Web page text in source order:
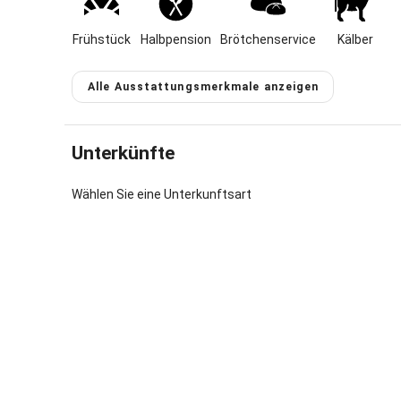
bei
Frühstück Halbpension Brötchenservice Kälber
Alle Ausstattungsmerkmale anzeigen
Unterkünfte
Wählen Sie eine Unterkunftsart